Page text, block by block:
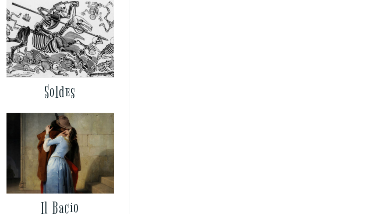
Soldes
Il Bacio